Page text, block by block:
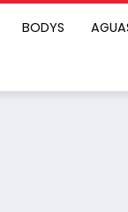
BODYS